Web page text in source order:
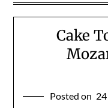
Cake
Posted on